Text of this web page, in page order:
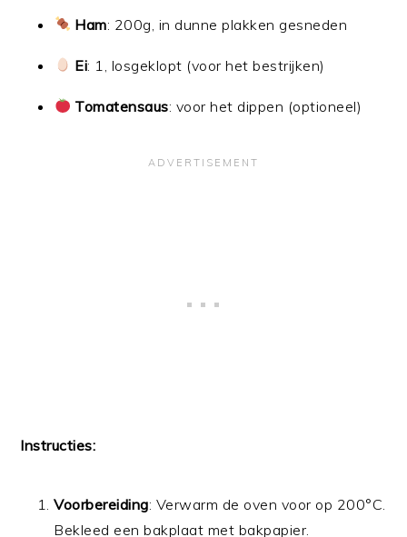
Ham: 200g, in dunne plakken gesneden
Ei: 1, losgeklopt (voor het bestrijken)
Tomatensaus: voor het dippen (optioneel)
Instructies:
Voorbereiding: Verwarm de oven voor op 200°C.
Bekleed een bakplaat met bakpapier.